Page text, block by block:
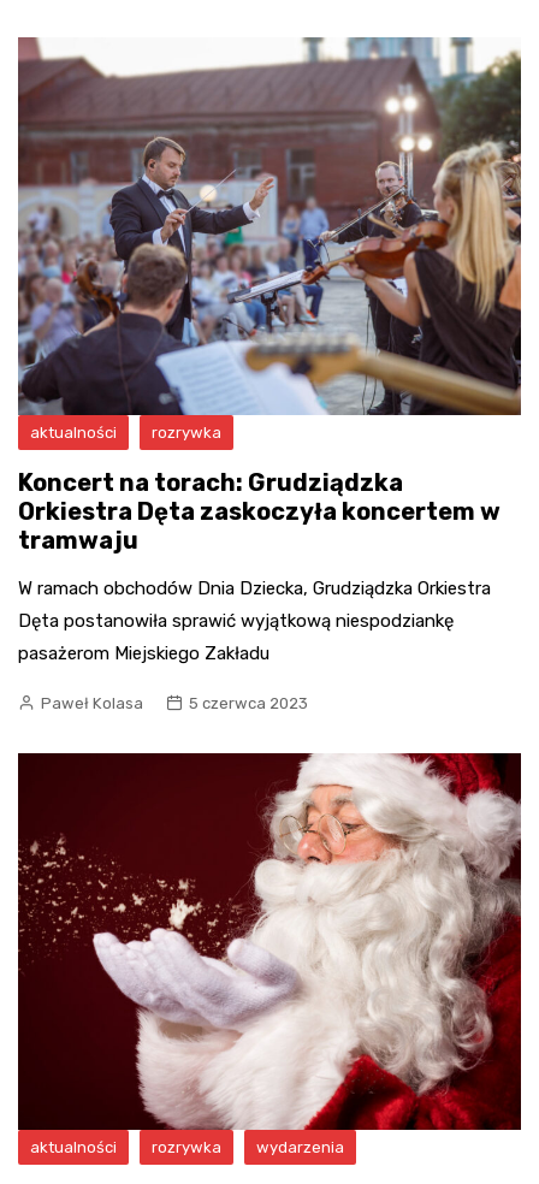
aktualności rozrywka
Koncert na torach: Grudziądzka
Orkiestra Dęta zaskoczyła koncertem w
tramwaju
W ramach obchodów Dnia Dziecka, Grudziądzka Orkiestra
Dęta postanowiła sprawić wyjątkową niespodziankę
pasażerom Miejskiego Zakładu
Paweł Kolasa 5 czerwca 2023
aktualności rozrywka wydarzenia